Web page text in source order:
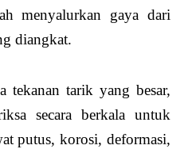
menyalurkan gaya dari
diangkat.
tekanan tarik yang besar,
secara berkala untuk
putus, korosi, deformasi,